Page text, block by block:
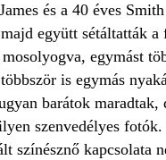
és a 40 éves
együtt sétáltatták
egymást
is egymás
barátok maradtak,
szenvedélyes
színésznő kapcsolata